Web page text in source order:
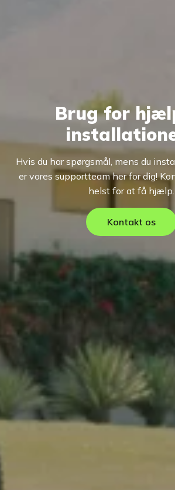
Brug for
Hvis du har spørgsmål, mens du
er vores supportteam her for dig!
helst for at få hjælp.
Kontakt os